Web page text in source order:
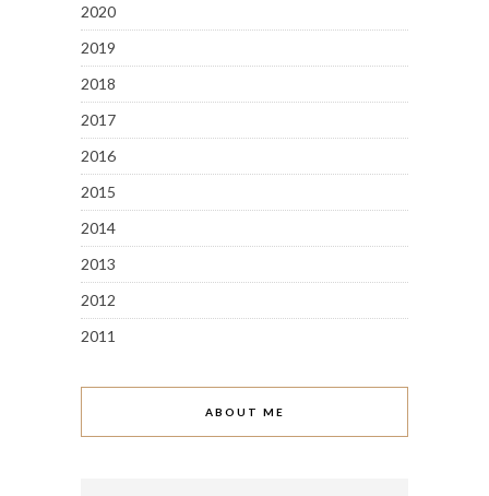
2020
2019
2018
2017
2016
2015
2014
2013
2012
2011
ABOUT ME